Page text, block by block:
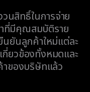
นสิทธิ์ในการจ่าย
ที่มีคุณสมบัติราย
ยันลูกค้าใหม่แต่ละ
ยวข้องทั้งหมดและ
ของบริษัทแล้ว